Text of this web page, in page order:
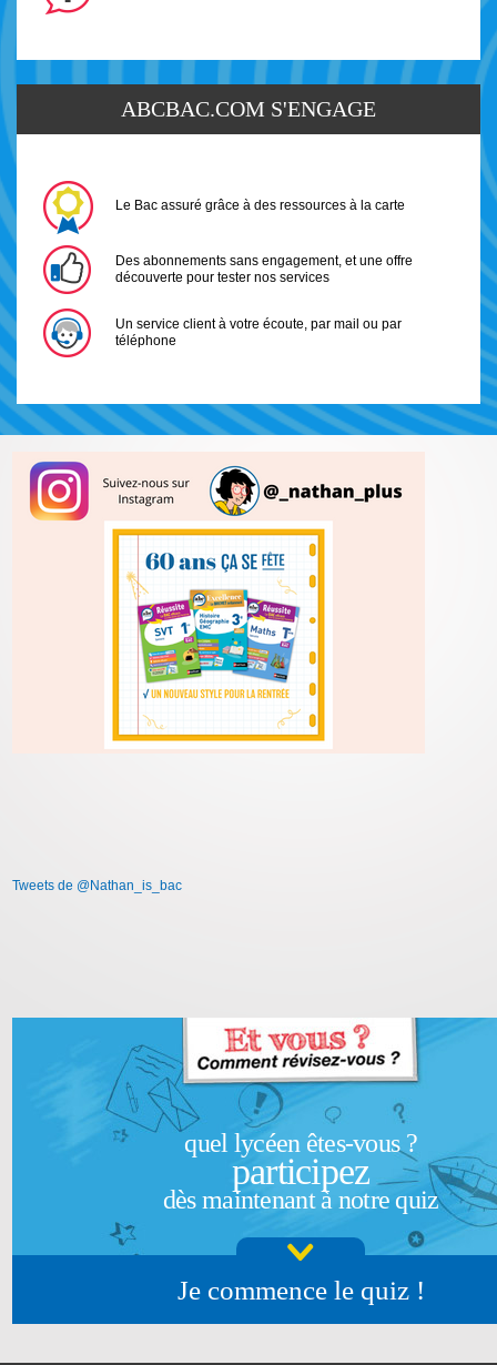
ABCBAC.COM S'ENGAGE
Le Bac assuré grâce à des ressources à la carte
Des abonnements sans engagement, et une offre
découverte pour tester nos services
Un service client à votre écoute, par mail ou par
téléphone
Tweets de @Nathan_is_bac
quel lycéen êtes-vous ?
participez
dès maintenant à notre quiz
Je commence le quiz !